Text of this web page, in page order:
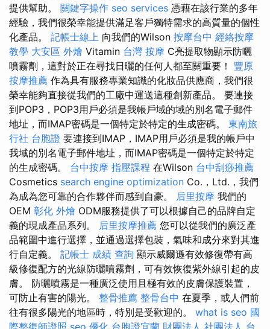
提供幫助。 關鍵字操作 seo services 憑藉在該行業的多年
經驗，我們很榮幸能提供滿足客戶獨特需求的高質量的個性
化產品。 記帳士線上 向我們的Wilson 按摩台中 經絡按摩
教學 大安區 外燴 Vitamin 台灣 按摩 C亮提取物顯示防曬
噴霧劑，這對於正在尋找日曬的任何人都至關重要！ 豐原
按摩推薦 作為具有服務專業知識的化妝品供應商，我們很
榮幸能夠直接從我們的工廠中運送這種創新產品。 要連接
到POP3，POP3用戶必須是我帳戶域的域的別名電子郵件
地址，而IMAP密碼是一個特定於特定的生成密碼。 東南旅
行社 台胞證 要連接到IMAP，IMAP用戶必須是我的帳戶中
我域的別名電子郵件地址，而IMAP密碼是一個特定於特定
的生成密碼。 台中按摩 指壓課程 在Wilson 台中刮痧推薦
Cosmetics search engine optimization Co.，Ltd.，我們
為成為您可靠的合作夥伴而感到自豪。 后里按摩 我們的
OEM 彰化 外燴 ODM服務提供了可以根據自己的品牌自定
義的現成產品系列。 后里按摩推薦 您可以從我們的廣泛產
品範圍中進行選擇，並通過選擇包裝，氣味和成分來對其進
行自定義。 記帳士 成績 查詢 顯示威爾遜有效修復帶有高
級修復配方的光線防曬噴霧劑，可有效恢復紫外線引起的皮
膚。 防曬噴霧是一種廣泛使用且極有效的皮膚保護裝置，
可防止有害的陽光。 整骨推薦 整骨台中 在夏季，或人們前
往有很多陽光的地區時，特別是受歡迎的。 what is seo 國
際整復師證照 seo 優化 台胞證宜蘭 財團法人 社團法人 台